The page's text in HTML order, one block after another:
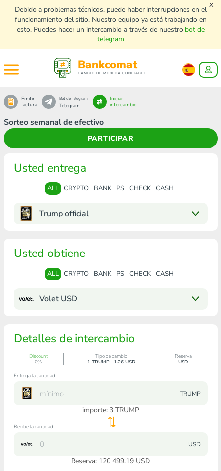
Debido a problemas técnicos, puede haber interrupciones en el
funcionamiento del sitio. Nuestro equipo ya está trabajando en
esto. Puedes hacer un intercambio a través de nuestro bot de
telegram
x
Bankcomat
CAMBIO DE MONEDA CONFIABLE
Sorteo semanal de efectivo
PARTICIPAR
Emitir
factura
Bot de Telegram
Telegram
Iniciar
intercambio
Usted entrega
ALL CRYPTO BANK PS CHECK CASH
Trump official
Usted obtiene
ALL CRYPTO BANK PS CHECK CASH
Volet USD
Detalles de intercambio
Discount
0%
Tipo de cambio
1 TRUMP - 1.26 USD
Reserva
USD
Entrega la cantidad
TRUMP
importe: 3TRUMP
Recibe la cantidad
USD
Reserva: 120 499.19 USD